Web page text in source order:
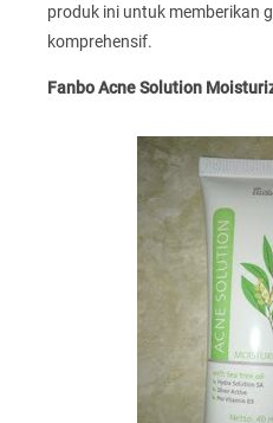
produk ini untuk memberikan
komprehensif.
Fanbo Acne Solution